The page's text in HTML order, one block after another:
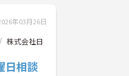
年03月26日
株式会社日
日相談